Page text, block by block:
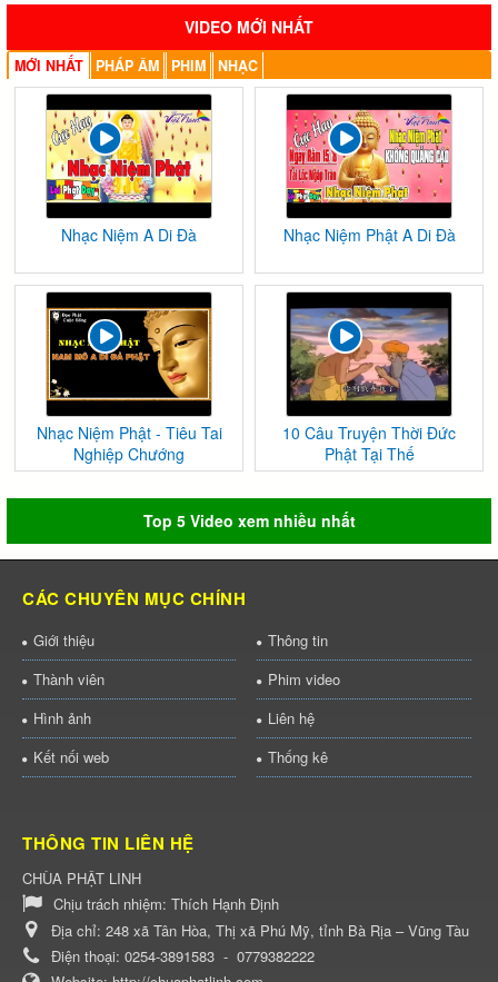
VIDEO MỚI NHẤT
MỚI NHẤT PHÁP ÂM PHIM NHẠC
Nhạc Niệm A Di Đà Nhạc Niệm Phật A Di Đà
Nhạc Niệm Phật - Tiêu Tai
Nghiệp Chướng
10 Câu Truyện Thời Đức
Phật Tại Thế
Top 5 Video xem nhiều nhất
CÁC CHUYÊN MỤC CHÍNH
Giới thiệu
Thông tin
Thành viên
Phim video
Hình ảnh
Liên hệ
Kết nối web
Thống kê
THÔNG TIN LIÊN HỆ
CHÙA PHẬT LINH
Chịu trách nhiệm: Thích Hạnh Định
Địa chỉ: 248 xã Tân Hòa, Thị xã Phú Mỹ, tỉnh Bà Rịa – Vũng Tàu
Điện thoại: 0254-3891583 - 0779382222